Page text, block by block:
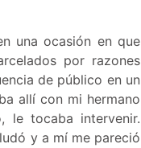
una ocasión en que
por razones
de público en un
allí con mi hermano
le tocaba intervenir.
y a mí me pareció